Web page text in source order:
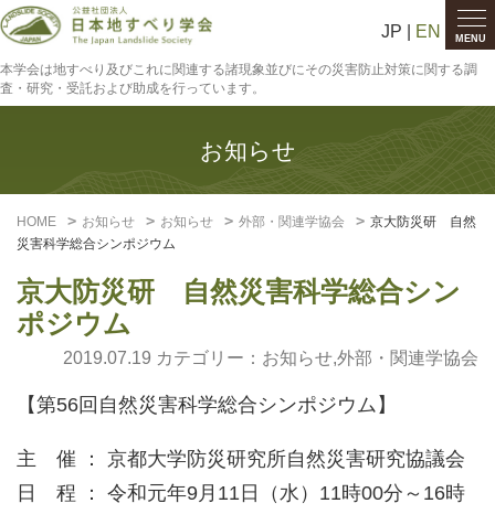
MENU
JP | EN
本学会は地すべり及びこれに関連する諸現象並びにその災害防止対策に関する調
査・研究・受託および助成を行っています。
お知らせ
HOME お知らせ お知らせ 外部・関連学協会
京大防災研 自然
災害科学総合シンポジウム
京大防災研 自然災害科学総合シン
ポジウム
2019.07.19 カテゴリー： お知らせ,外部・関連学協会
【第56回自然災害科学総合シンポジウム】
主 催 ： 京都大学防災研究所自然災害研究協議会
日 程 ： 令和元年9月11日（水）11時00分～16時